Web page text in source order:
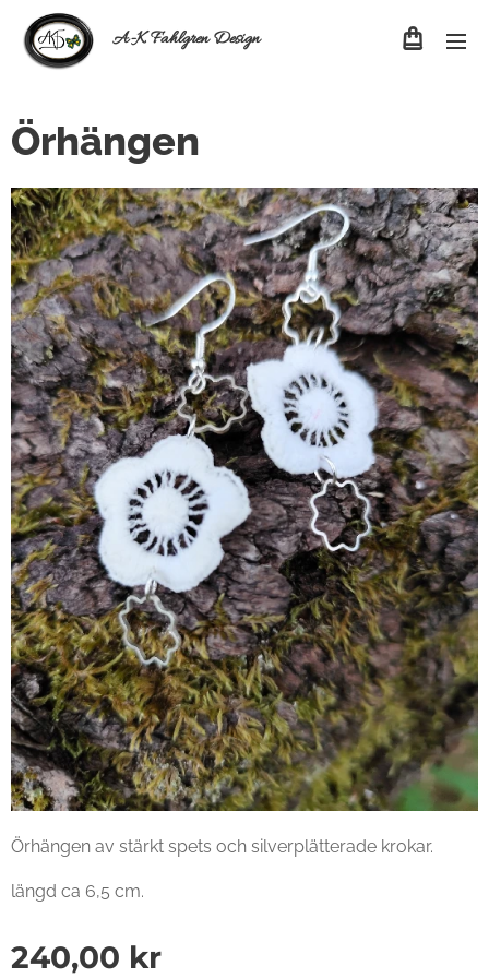
A-K Fahlgren Design
Örhängen
Örhängen av stärkt spets och silverplätterade krokar.
längd ca 6,5 cm.
240,00 kr